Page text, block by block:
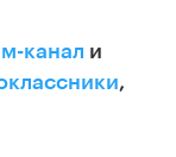
канал и
,